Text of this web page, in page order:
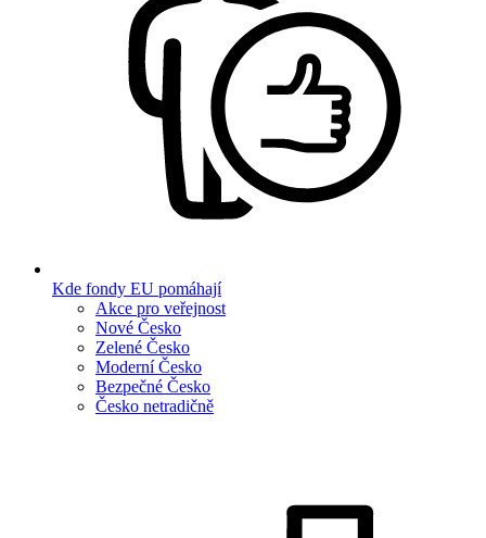
Kde fondy EU pomáhají
Akce pro veřejnost
Nové Česko
Zelené Česko
Moderní Česko
Bezpečné Česko
Česko netradičně